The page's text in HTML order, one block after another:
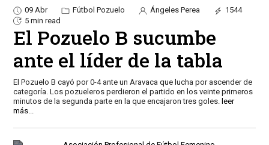
09 Abr Fútbol Pozuelo Ángeles Perea
1544
5 min read
El Pozuelo B sucumbe
ante el líder de la tabla
El Pozuelo B cayó por 0-4 ante un Aravaca que lucha por ascender de
categoría. Los pozueleros perdieron el partido en los veinte primeros
minutos de la segunda parte en la que encajaron tres goles. leer
más...